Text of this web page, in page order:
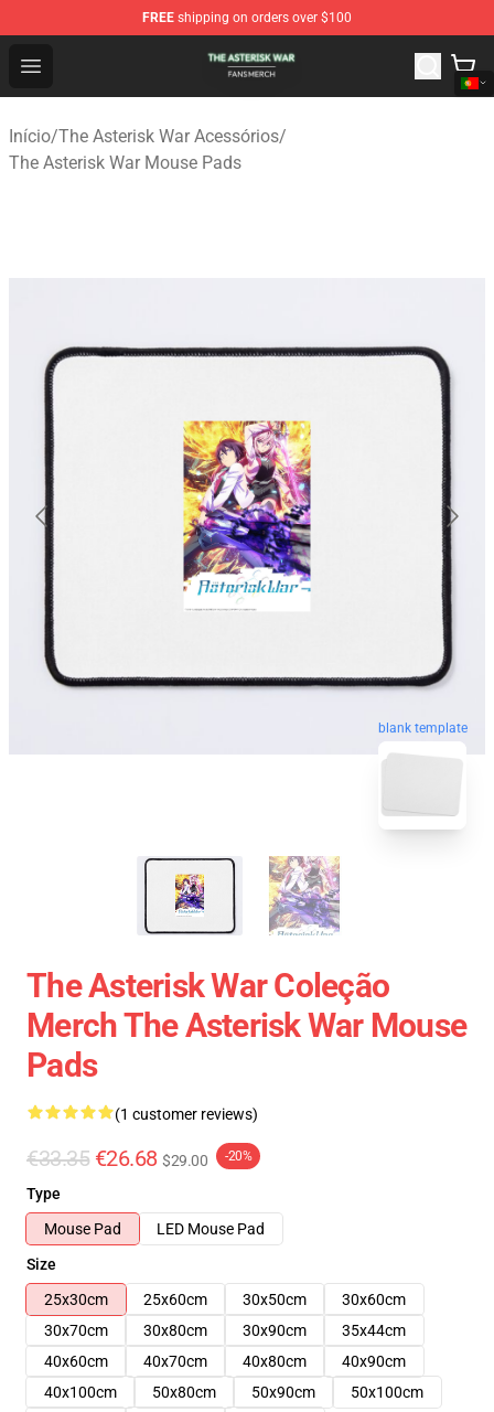
FREE shipping on orders over $100
Open menu
The Asterisk War Shop - Official The Asterisk War
Início/The Asterisk War Acessórios/
The Asterisk War Mouse Pads
blank template
The Asterisk War Coleção
Merch The Asterisk War Mouse
Pads
(1 customer reviews)
€33.35 €26.68 $29.00 -20%
Type
Mouse Pad
LED Mouse Pad
Size
25x30cm
25x60cm 30x50cm
30x60cm
30x70cm
30x80cm 30x90cm
35x44cm
40x60cm
40x70cm 40x80cm
40x90cm
40x100cm
50x80cm 50x90cm
50x100cm